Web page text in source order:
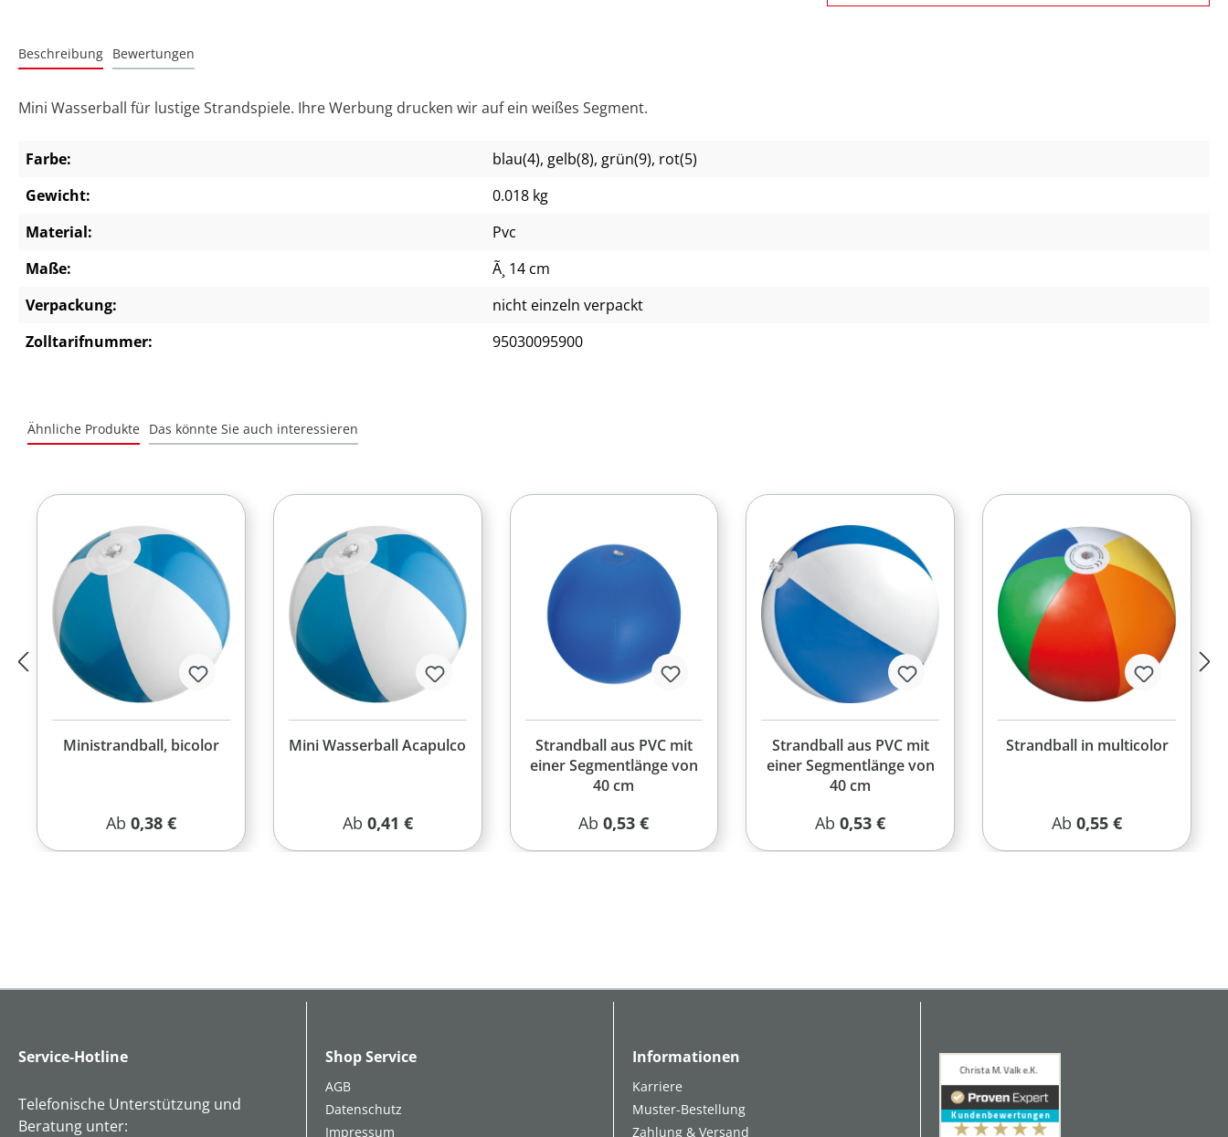
Beschreibung Bewertungen
Mini Wasserball für lustige Strandspiele. Ihre Werbung drucken wir auf ein weißes Segment.
Farbe: blau(4), gelb(8), grün(9), rot(5)
Gewicht:
0.018 kg
Material:
Pvc
Maße:
Ã¸ 14 cm
Verpackung:
nicht einzeln verpackt
Zolltarifnummer:
95030095900
Ähnliche Produkte Das könnte Sie auch interessieren
Ministrandball, bicolor
Regulärer Preis:
Ab 0,38 €
Mini Wasserball Acapulco
Regulärer Preis:
Ab 0,41 €
Strandball aus PVC mit
einer Segmentlänge von
40 cm
Regulärer Preis:
Ab0,53 €
Strandball aus PVC mit
einer Segmentlänge von
40 cm
Regulärer Preis:
Ab0,53 €
Strandball in multicolor
Regulärer Preis:
Ab0,55 €
Service-Hotline
Telefonische Unterstützung und
Beratung unter:
Shop Service
AGB
Datenschutz
Impressum
Informationen
Karriere
Muster-Bestellung
Zahlung & Versand